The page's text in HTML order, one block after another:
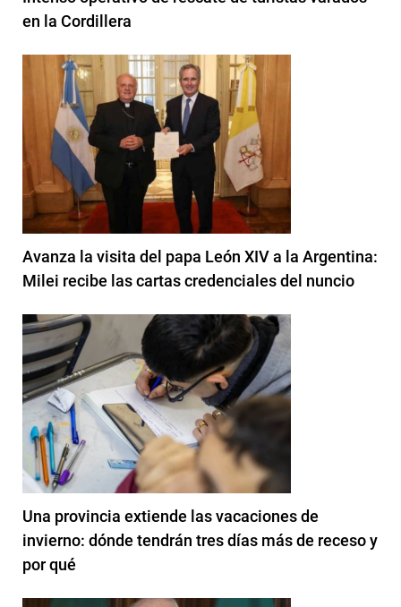
en la Cordillera
Avanza la visita del papa León XIV a la Argentina:
Milei recibe las cartas credenciales del nuncio
Una provincia extiende las vacaciones de
invierno: dónde tendrán tres días más de receso y
por qué